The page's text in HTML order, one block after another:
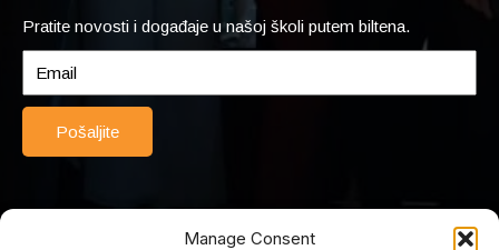
Manage Consent
Pratite novosti i događaje u našoj školi putem biltena.
Pošaljite